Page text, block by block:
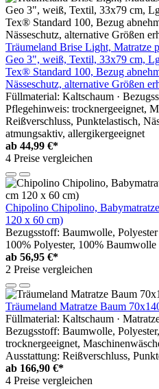
Träumeland Brise Light, Matratze
Geo 3", weiß, Textil, 33x79 cm,
Tex® Standard 100, Bezug
Nässeschutz, alternative Größen
Füllmaterial: Kaltschaum ·
Pflegehinweis: trocknergeeignet,
Reißverschluss, Punktelastisch,
atmungsaktiv, allergikergeeignet
ab 44,99 €*
4 Preise vergleichen
Chipolino Chipolino,
120 x 60 cm)
Bezugsstoff: Baumwolle, Polyester
100% Polyester, 100% Baumwolle
ab 56,95 €*
2 Preise vergleichen
Träumeland Matratze Baum
Füllmaterial: Kaltschaum ·
Bezugsstoff: Baumwolle,
trocknergeeignet,
Ausstattung: Reißverschluss,
ab 166,90 €*
4 Preise vergleichen